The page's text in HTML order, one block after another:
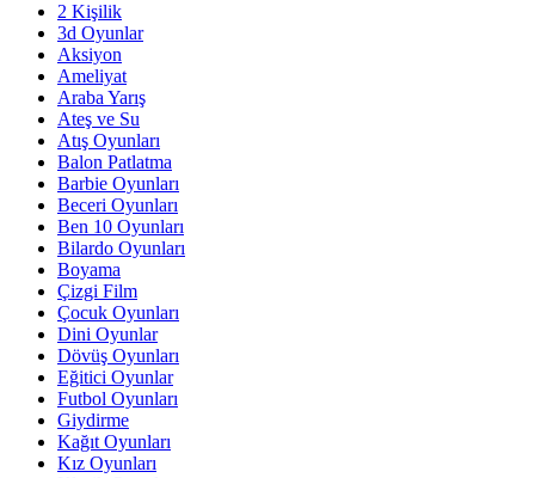
2 Kişilik
3d Oyunlar
Aksiyon
Ameliyat
Araba Yarış
Ateş ve Su
Atış Oyunları
Balon Patlatma
Barbie Oyunları
Beceri Oyunları
Ben 10 Oyunları
Bilardo Oyunları
Boyama
Çizgi Film
Çocuk Oyunları
Dini Oyunlar
Dövüş Oyunları
Eğitici Oyunlar
Futbol Oyunları
Giydirme
Kağıt Oyunları
Kız Oyunları